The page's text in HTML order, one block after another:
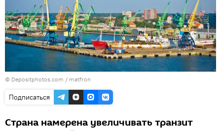
© Depositphotos.com / matfron
Подписаться
Страна намерена увеличивать транзит